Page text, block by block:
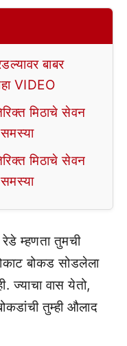
बाबर
VIDEO
मिठाचे सेवन
मिठाचे सेवन
म्हणता तुमची
बोकड सोडलेला
ज्याचा वास येतो,
तुम्ही औलाद